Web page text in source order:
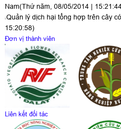
Nam(Thứ năm, 08/05/2014 |
Quản lý dịch hại tổng hợp trên cây
15:20:58)
Đơn vị thành viên
Liên kết đối tác